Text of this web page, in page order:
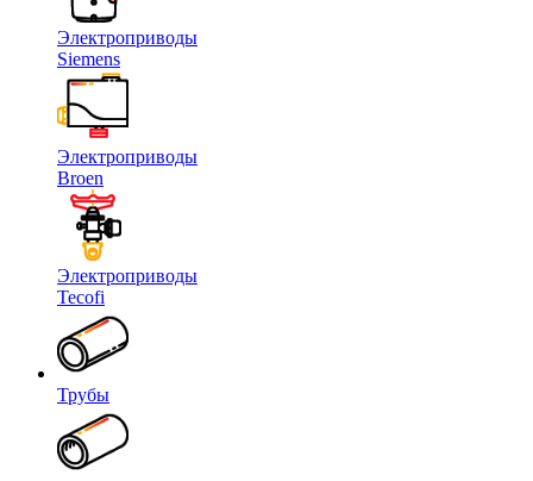
Электроприводы
Siemens
Электроприводы
Broen
Электроприводы
Tecofi
Трубы